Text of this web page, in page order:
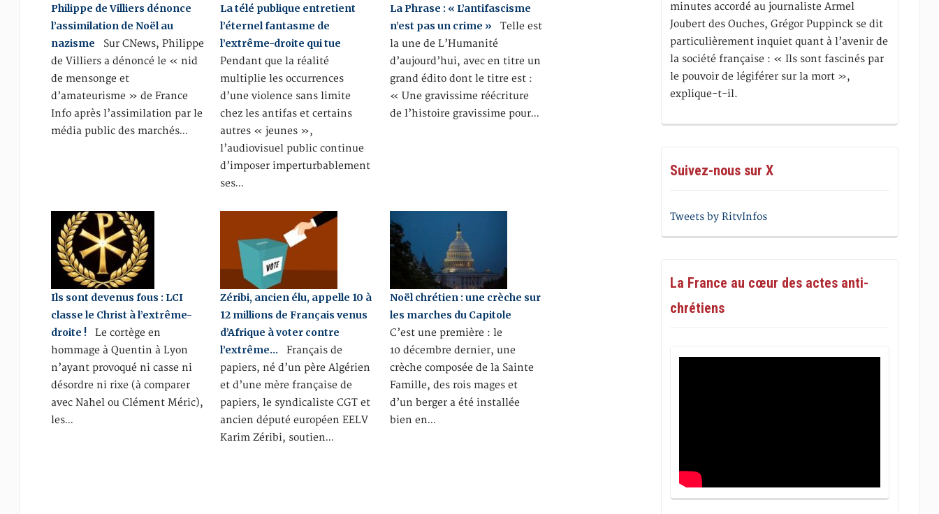
Philippe de Villiers dénonce
l’assimilation de Noël au
nazisme Sur CNews, Philippe
de Villiers a dénoncé le « nid
de mensonge et
d’amateurisme » de France
Info après l’assimilation par le
média public des marchés…
La télé publique entretient
l’éternel fantasme de
l’extrême-droite qui tue
Pendant que la réalité
multiplie les occurrences
d’une violence sans limite
chez les antifas et certains
autres « jeunes »,
l’audiovisuel public continue
d’imposer imperturbablement
ses…
La Phrase : « L’antifascisme
n’est pas un crime » Telle est
la une de L’Humanité
d’aujourd’hui, avec en titre un
grand édito dont le titre est :
« Une gravissime réécriture
de l’histoire gravissime pour…
Ils sont devenus fous : LCI
classe le Christ à l’extrême-
droite !Le cortège en
hommage à Quentin à Lyon
n’ayant provoqué ni casse ni
désordre ni rixe (à comparer
avec Nahel ou Clément Méric),
les…
Zéribi, ancien élu, appelle 10 à
12 millions de Français venus
d’Afrique à voter contre
l’extrême… Français de
papiers, né d’un père Algérien
et d’une mère française de
papiers, le syndicaliste CGT et
ancien député européen EELV
Karim Zéribi, soutien…
Noël chrétien : une crèche sur
les marches du Capitole
C’est une première : le
10 décembre dernier, une
crèche composée de la Sainte
Famille, des rois mages et
d’un berger a été installée
bien en…
minutes accordé au journaliste Armel
Joubert des Ouches, Grégor Puppinck se dit
particulièrement inquiet quant à l’avenir de
la société française : « Ils sont fascinés par
le pouvoir de légiférer sur la mort »,
explique-t-il.
Suivez-nous sur X
Tweets by RitvInfos
La France au cœur des actes anti-
chrétiens